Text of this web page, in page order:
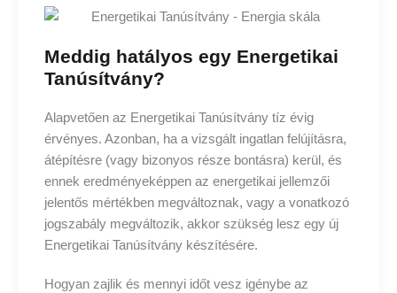
Meddig hatályos egy Energetikai
Tanúsítvány?
Alapvetően az Energetikai Tanúsítvány tíz évig
érvényes. Azonban, ha a vizsgált ingatlan felújításra,
átépítésre (vagy bizonyos része bontásra) kerül, és
ennek eredményeképpen az energetikai jellemzői
jelentős mértékben megváltoznak, vagy a vonatkozó
jogszabály megváltozik, akkor szükség lesz egy új
Energetikai Tanúsítvány készítésére.
Hogyan zajlik és mennyi időt vesz igénybe az